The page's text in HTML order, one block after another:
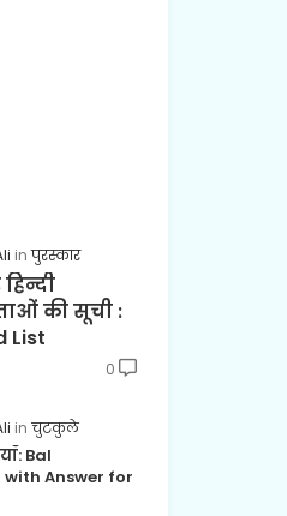
पुरस्कार
की सूची :
List
0
चुटकुले
Bal
Answer for